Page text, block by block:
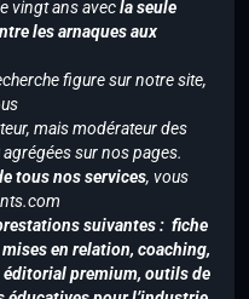
vingt ans avecla seule
les arnaques aux
figure sur notre site,
mais modérateur des
sur nos pages.
tous nos services, vous
suivantes : fiche
en relation, coaching,
premium, outils de